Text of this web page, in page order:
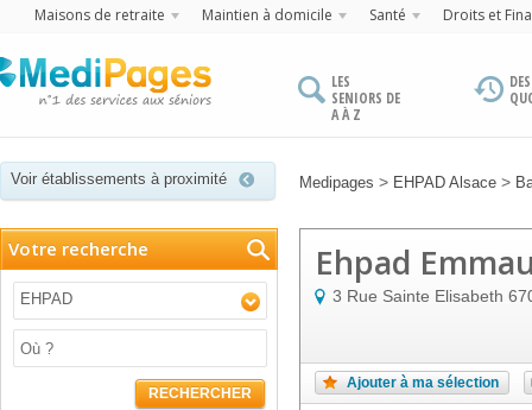
Maisons de retraite Maintien à domicile Santé Droits et
LES
SENIORS DE
A À Z
Voir établissements à proximité Medipages > EHPAD Alsace >
Votre recherche
EHPAD
RECHERCHER
Ehpad
3 Rue Sainte Elisabeth
Ajouter à ma sélection